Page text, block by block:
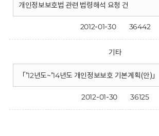
개인정보보호법 관련 법령해석 요청 건
2012-01-30 36442
기타
「’12년도~’14년도 개인정보보호 기본계획(안)」
2012-01-30 36125